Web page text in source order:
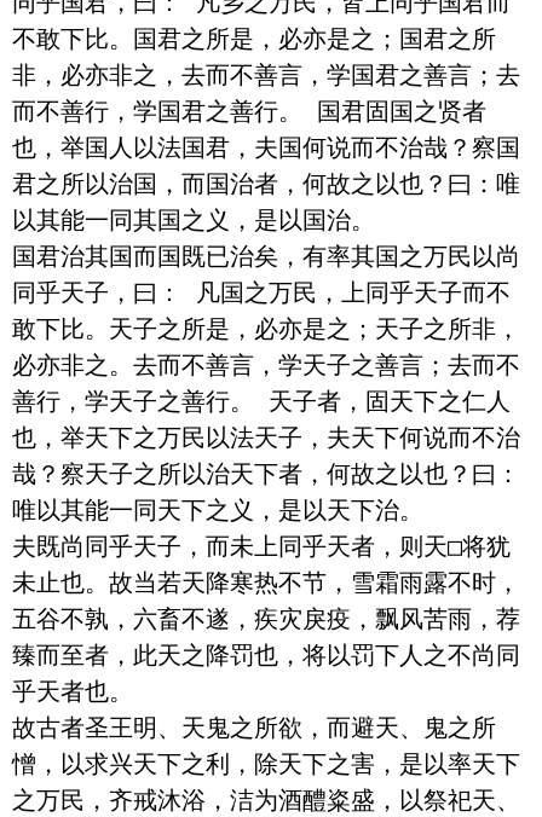
不敢下比。国君之所是，必亦是之；国君之所
非，必亦非之，去而不善言，学国君之善言；去
而不善行，学国君之善行。 国君固国之贤者
也，举国人以法国君，夫国何说而不治哉？察国
君之所以治国，而国治者，何故之以也？曰：唯
以其能一同其国之义，是以国治。
国君治其国而国既已治矣，有率其国之万民以尚
同乎天子，曰： 凡国之万民，上同乎天子而不
敢下比。天子之所是，必亦是之；天子之所非，
必亦非之。去而不善言，学天子之善言；去而不
善行，学天子之善行。 天子者，固天下之仁人
也，举天下之万民以法天子，夫天下何说而不治
哉？察天子之所以治天下者，何故之以也？曰：
唯以其能一同天下之义，是以天下治。
夫既尚同乎天子，而未上同乎天者，则天□将犹
未止也。故当若天降寒热不节，雪霜雨露不时，
五谷不孰，六畜不遂，疾灾戾疫，飘风苦雨，荐
臻而至者，此天之降罚也，将以罚下人之不尚同
乎天者也。
故古者圣王明、天鬼之所欲，而避天、鬼之所
憎，以求兴天下之利，除天下之害，是以率天下
之万民，齐戒沐浴，洁为酒醴粢盛，以祭祀天、